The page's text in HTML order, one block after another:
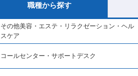
職種から探す
その他美容・エステ・リラクゼーション・ヘル
スケア
コールセンター・サポートデスク